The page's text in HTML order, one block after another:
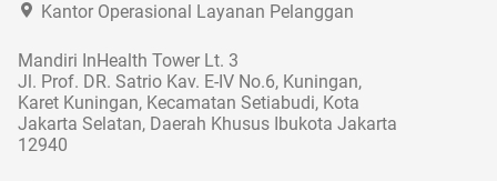
Kantor Operasional Layanan Pelanggan
Mandiri InHealth Tower Lt. 3
Jl. Prof. DR. Satrio Kav. E-IV No.6, Kuningan,
Karet Kuningan, Kecamatan Setiabudi, Kota
Jakarta Selatan, Daerah Khusus Ibukota Jakarta
12940